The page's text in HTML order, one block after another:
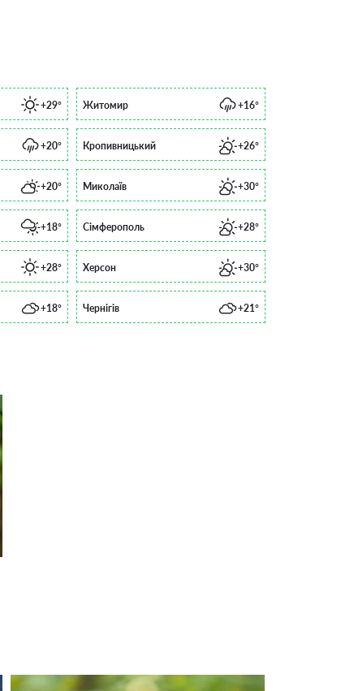
+29° Житомир +16°
+20° Кропивницький +26°
+20° Миколаїв +30°
+18° Сімферополь +28°
+28° Херсон +30°
+18° Чернігів +21°